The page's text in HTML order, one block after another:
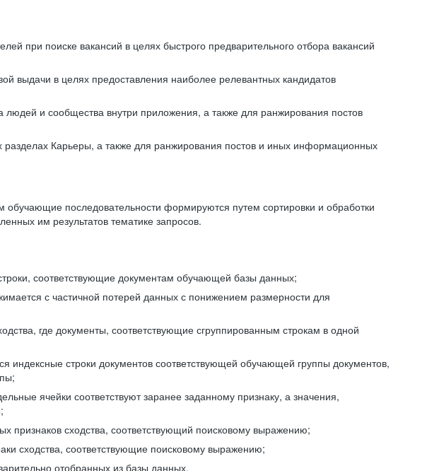
при поиске вакансий в целях быстрого предварительного отбора вакансий
выдачи в целях предоставления наиболее релевантных кандидатов
и сообщества внутри приложения, а также для ранжирования постов
Карьеры, а также для ранжирования постов и иных информационных
последовательности формируются путем сортировки и обработки
им результатов тематике запросов.
соответствующие документам обучающей базы данных;
с частичной потерей данных с понижением размерности для
где документы, соответствующие сгруппированным строкам в одной
строки документов соответствующей обучающей группы документов,
ячейки соответствуют заранее заданному признаку, а значения,
признаков сходства, соответствующий поисковому выражению;
сходства, соответствующие поисковому выражению;
отобранных из базы данных.